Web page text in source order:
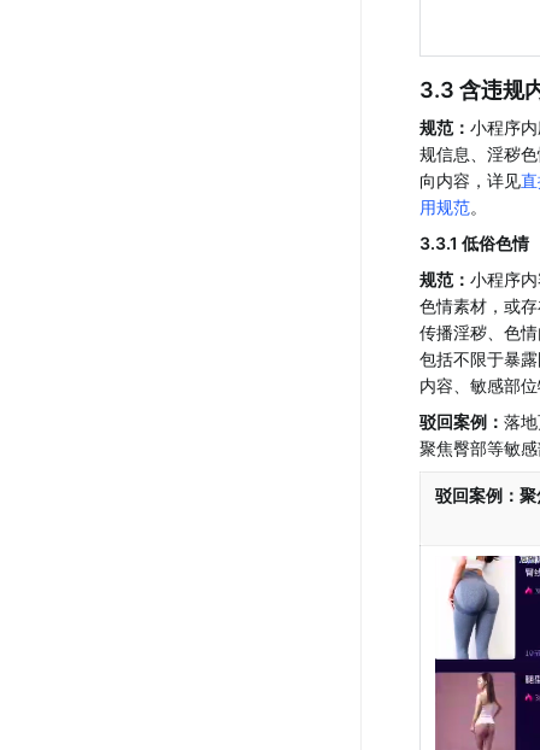
3.3 含违规
规范： 小程序
规信息、淫秽
向内容，详见
用规范。
3.3.1 低俗色情
规范： 小程序
色情素材，或
传播淫秽、色
包括不限于暴
内容、敏感部
驳回案例： 落
聚焦臀部等敏
驳回案例：